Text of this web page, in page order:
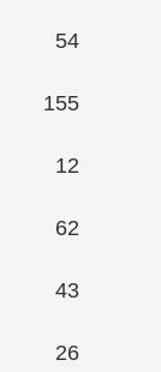
54
155
12
62
43
26